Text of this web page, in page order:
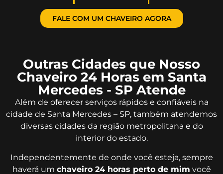
FALE COM UM CHAVEIRO AGORA
Outras Cidades que Nosso
Chaveiro 24 Horas em Santa
Mercedes - SP Atende
Além de oferecer serviços rápidos e confiáveis na
cidade de Santa Mercedes – SP, também atendemos
diversas cidades da região metropolitana e do
interior do estado.
Independentemente de onde você esteja, sempre
haverá um chaveiro 24 horas perto de mim você